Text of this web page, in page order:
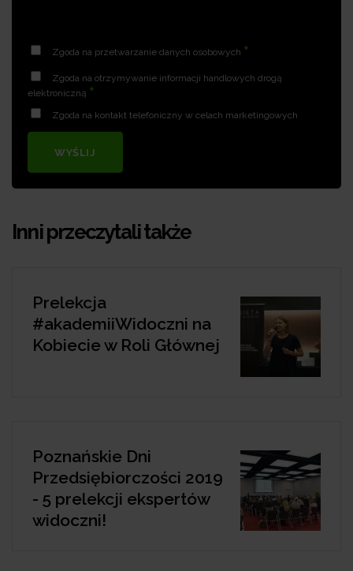
Zgoda na przetwarzanie danych osobowych *
Zgoda na otrzymywanie informacji handlowych drogą
elektroniczną *
Zgoda na kontakt telefoniczny w celach marketingowych
WYŚLIJ
Inni przeczytali także
Prelekcja
#akademiiWidoczni na
Kobiecie w Roli Głównej
Poznańskie Dni
Przedsiębiorczości 2019
- 5 prelekcji ekspertów
widoczni!